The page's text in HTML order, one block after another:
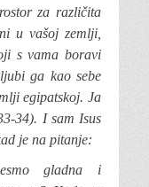
za različita
u vašoj zemlji,
s vama boravi
ga kao sebe
egipatskoj. Ja
34). I sam Isus
je na pitanje:
gladna i